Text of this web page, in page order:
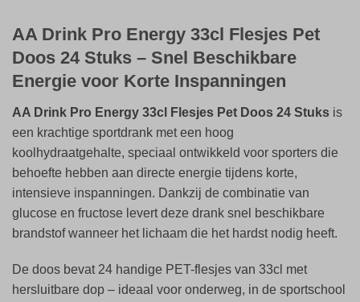
AA Drink Pro Energy 33cl Flesjes Pet
Doos 24 Stuks – Snel Beschikbare
Energie voor Korte Inspanningen
AA Drink Pro Energy 33cl Flesjes Pet Doos 24 Stuks is
een krachtige sportdrank met een hoog
koolhydraatgehalte, speciaal ontwikkeld voor sporters die
behoefte hebben aan directe energie tijdens korte,
intensieve inspanningen. Dankzij de combinatie van
glucose en fructose levert deze drank snel beschikbare
brandstof wanneer het lichaam die het hardst nodig heeft.
De doos bevat 24 handige PET-flesjes van 33cl met
hersluitbare dop – ideaal voor onderweg, in de sportschool